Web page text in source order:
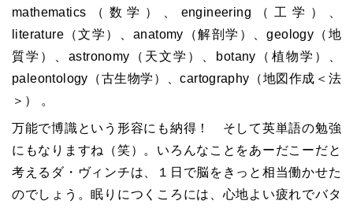
mathematics（数学）、engineering（工学）、
literature（文学）、anatomy（解剖学）、geology（地
質学）、astronomy（天文学）、botany（植物学）、
paleontology（古生物学）、cartography（地図作成＜法
＞） 。
万能で博識という形容にも納得！ そして英単語の勉強
にもなりますね（笑）。いろんなことをあーだこーだと
考えるダ・ヴィンチは、１日で脳をきっと相当働かせた
のでしょう。眠りにつくころには、心地よい疲れでバタ